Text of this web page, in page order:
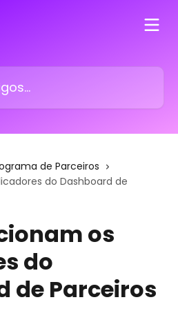
de Parceiros
do Dashboard de
os
do
de Parceiros